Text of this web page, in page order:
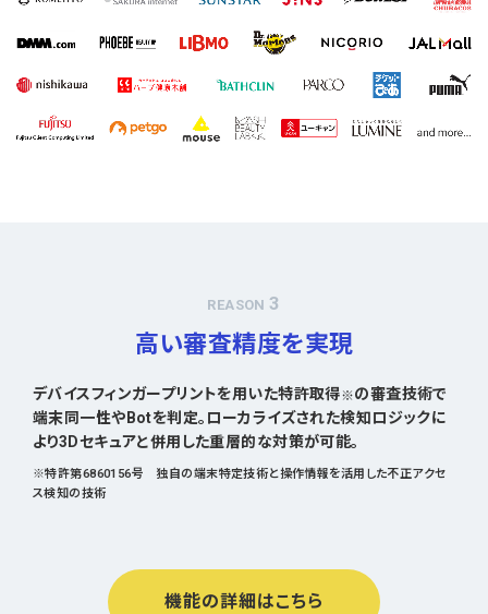
REASON3
高い審査精度を実現
デバイスフィンガープリントを用いた特許取得※の審査技術で
端末同一性やBotを判定。ローカライズされた検知ロジックに
より3Dセキュアと併用した重層的な対策が可能。
※特許第6860156号 独自の端末特定技術と操作情報を活用した不正アクセ
ス検知の技術
機能の詳細はこちら